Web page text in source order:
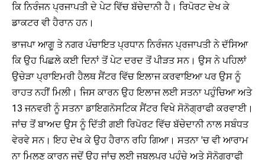
ਕਿ ਨਿਰੰਜਨ ਪ੍ਰਜਾਪਤੀ ਦੇ ਪੇਟ ਵਿੱਚ ਬੱਚੇਦਾਨੀ ਹੈ। ਰਿਪੋਰਟ ਦੇਖ ਕੇ
ਡਾਕਟਰ ਵੀ ਹੈਰਾਨ ਹਨ।
ਭਾਜਪਾ ਆਗੂ ਤੇ ਨਗਰ ਪੰਚਾਇਤ ਪ੍ਰਧਾਨ ਨਿਰੰਜਨ ਪ੍ਰਜਾਪਤੀ ਨੇ ਦੱਸਿਆ
ਕਿ ਉਹ ਪਿਛਲੇ ਕਈ ਦਿਨਾਂ ਤੋਂ ਪੇਟ ਦਰਦ ਤੋਂ ਪੀੜਤ ਸਨ। ਉਸ ਨੇ ਪਹਿਲਾਂ
ਉਚੇੜਾ ਪ੍ਰਾਇਮਰੀ ਹੈਲਥ ਸੈਂਟਰ ਵਿੱਚ ਇਲਾਜ ਕਰਵਾਇਆ ਪਰ ਉਸ ਨੂੰ
ਰਾਹਤ ਨਹੀਂ ਮਿਲੀ। ਜਿਸ ਕਾਰਨ ਉਹ ਇਲਾਜ ਲਈ ਸਤਨਾ ਪਹੁੰਚਿਆ ਅਤੇ
13 ਜਨਵਰੀ ਨੂੰ ਸਤਨਾ ਡਾਇਗਨੋਸਟਿਕ ਸੈਂਟਰ ਵਿਖੇ ਸੋਨੋਗ੍ਰਾਫੀ ਕਰਵਾਈ।
ਜਾਂਚ ਤੋਂ ਬਾਅਦ ਉਸ ਨੂੰ ਦਿੱਤੀ ਗਈ ਰਿਪੋਰਟ ਵਿੱਚ ਬੱਚੇਦਾਨੀ ਨਾਲ ਸਬੰਧਤ
ਵੇਰਵੇ ਸਨ। ਇਹ ਦੇਖ ਕੇ ਉਹ ਹੈਰਾਨ ਰਹਿ ਗਿਆ। ਸਤਨਾ 'ਚ ਵੀ ਆਰਾਮ
ਨਾ ਮਿਲਣ ਕਾਰਨ ਜਦੋਂ ਉਹ ਜਾਂਚ ਲਈ ਜਬਲਪੁਰ ਪਹੁੰਚੇ ਅਤੇ ਸੋਨੋਗ੍ਰਾਫੀ